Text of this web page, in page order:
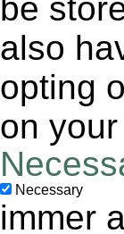
be
also
opting
on
Necessary
immer